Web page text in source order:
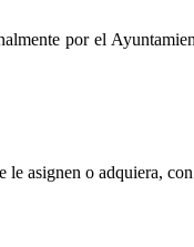
por el
asignen o adquiera,